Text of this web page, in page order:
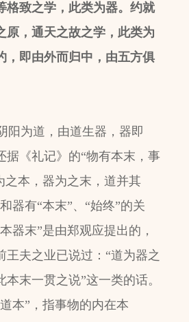
格致之学，此类为器。约就
原，通天之故之学，此类为
，即由外而归中，由五方俱
阳为道，由道生器，器即
据《礼记》的“物有本末，事
之本，器为之末，道并其
器有“本末”、“始终”的关
器末”是由郑观应提出的，
王夫之业已说过：“道为器之
末一贯之说”这一类的话。
本”，指事物的内在本